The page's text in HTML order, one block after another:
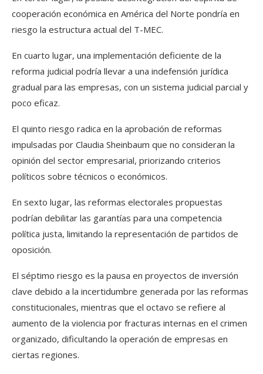
cooperación económica en América del Norte pondría en
riesgo la estructura actual del T-MEC.
En cuarto lugar, una implementación deficiente de la
reforma judicial podría llevar a una indefensión jurídica
gradual para las empresas, con un sistema judicial parcial y
poco eficaz.
El quinto riesgo radica en la aprobación de reformas
impulsadas por Claudia Sheinbaum que no consideran la
opinión del sector empresarial, priorizando criterios
políticos sobre técnicos o económicos.
En sexto lugar, las reformas electorales propuestas
podrían debilitar las garantías para una competencia
política justa, limitando la representación de partidos de
oposición.
El séptimo riesgo es la pausa en proyectos de inversión
clave debido a la incertidumbre generada por las reformas
constitucionales, mientras que el octavo se refiere al
aumento de la violencia por fracturas internas en el crimen
organizado, dificultando la operación de empresas en
ciertas regiones.